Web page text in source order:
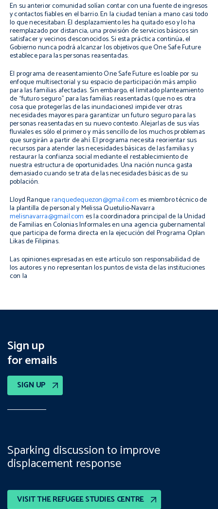
En su anterior comunidad solían contar con una fuente de ingresos
y contactos fiables en el barrio. En la ciudad tenían a mano casi todo
lo que necesitaban. El desplazamiento les ha quitado eso y lo ha
reemplazado por distancia, una provisión de servicios básicos sin
satisfacer y vecinos desconocidos. Si esta práctica continúa, el
Gobierno nunca podrá alcanzar los objetivos que One Safe Future
establece para las personas reasentadas.
El programa de reasentamiento One Safe Future es loable por su
enfoque multisectorial y su espacio de participación más amplio
para las familias afectadas. Sin embargo, el limitado planteamiento
de “futuro seguro” para las familias reasentadas (que no es otra
cosa que protegerlas de las inundaciones) impide ver otras
necesidades mayores para garantizar un futuro seguro para las
personas reasentadas en su nuevo contexto. Alejarlas de sus vías
fluviales es sólo el primero y más sencillo de los muchos problemas
que surgirán a partir de ahí. El programa necesita reorientar sus
recursos para atender las necesidades básicas de las familias y
restaurar la confianza social mediante el restablecimiento de
nuestra estructura de oportunidades. Una nación nunca gasta
demasiado cuando se trata de las necesidades básicas de su
población.
Lloyd Ranqueranquedequezon@gmail.comes miembro técnico de
la plantilla de personal y Melissa Quetulio-Navarra
melisnavarra@gmail.com es la coordinadora principal de la Unidad
de Familias en Colonias Informales en una agencia gubernamental
que participa de forma directa en la ejecución del Programa Oplan
Likas de Filipinas.
Las opiniones expresadas en este artículo son responsabilidad de
los autores y no representan los puntos de vista de las instituciones
con la
Sign up
for emails
SIGN UP
VISIT THE REFUGEE STUDIES CENTRE
Sparking discussion to improve
displacement response